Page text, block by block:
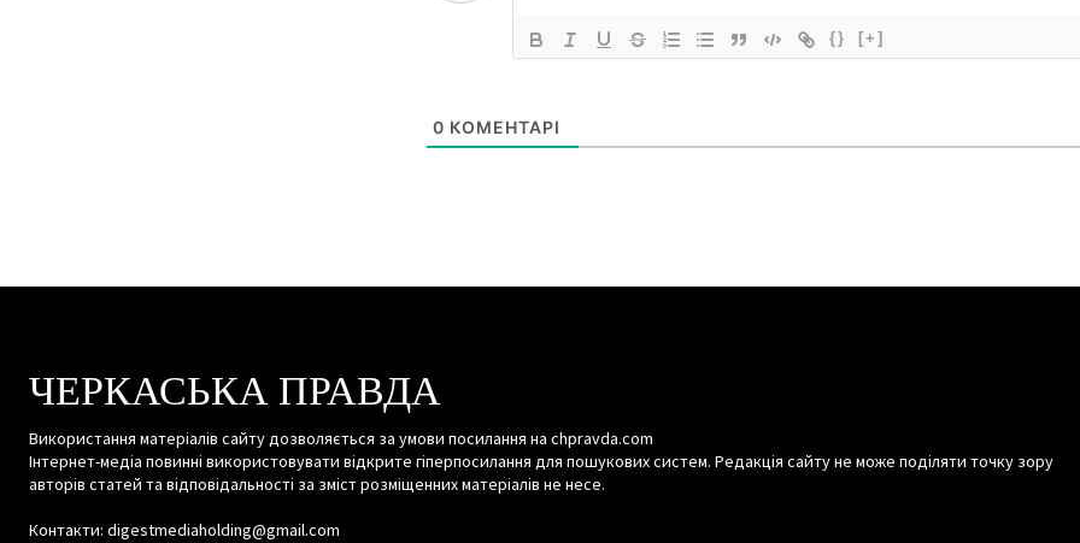
{} [+]
0 КОМЕНТАРІ
ЧЕРКАСЬКА ПРАВДА
Використання матеріалів сайту дозволяється за умови посилання на chpravda.com
Інтернет-медіа повинні використовувати відкрите гіперпосилання для пошукових систем. Редакція сайту не може поділяти точку зору
авторів статей та відповідальності за зміст розміщенних матеріалів не несе.
Контакти: digestmediaholding@gmail.com